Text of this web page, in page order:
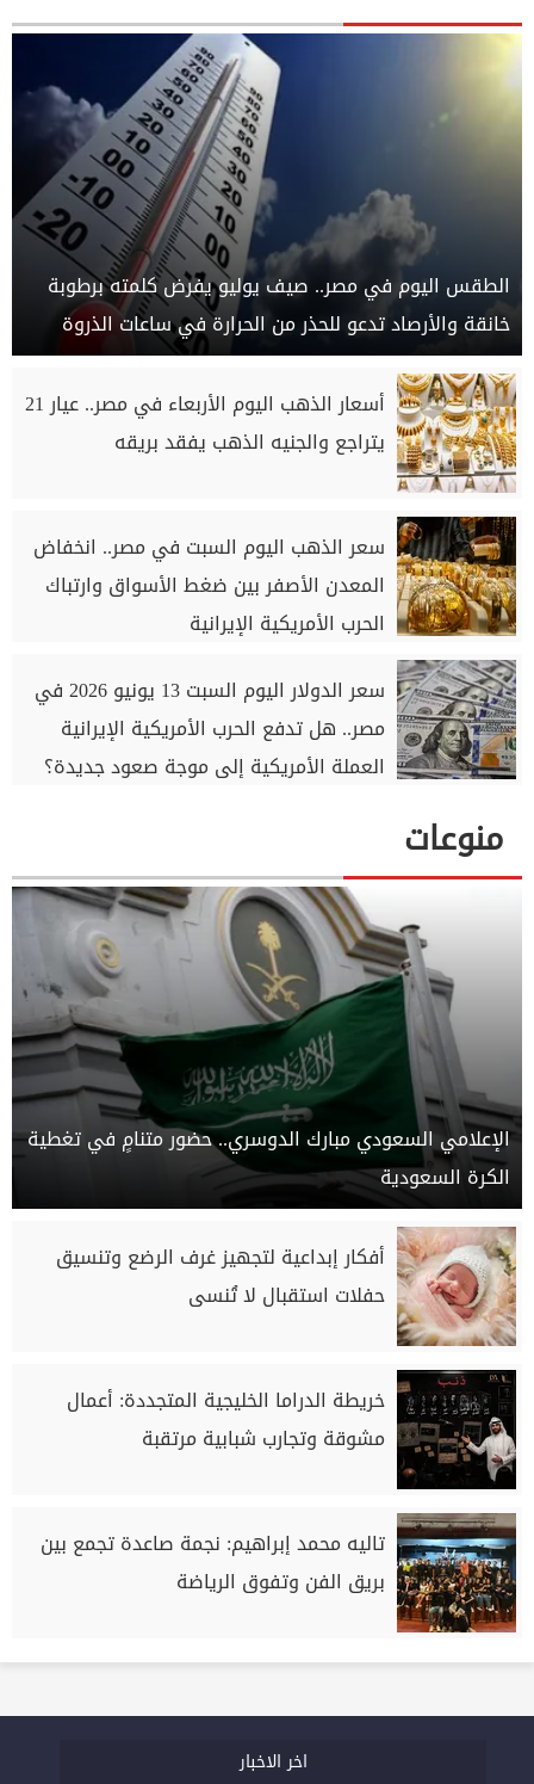
الطقس اليوم في مصر.. صيف يوليو يفرض كلمته برطوبة
خانقة والأرصاد تدعو للحذر من الحرارة في ساعات الذروة
أسعار الذهب اليوم الأربعاء في مصر.. عيار 21
يتراجع والجنيه الذهب يفقد بريقه
سعر الذهب اليوم السبت في مصر.. انخفاض
المعدن الأصفر بين ضغط الأسواق وارتباك
الحرب الأمريكية الإيرانية
سعر الدولار اليوم السبت 13 يونيو 2026 في
مصر.. هل تدفع الحرب الأمريكية الإيرانية
العملة الأمريكية إلى موجة صعود جديدة؟
منوعات
الإعلامي السعودي مبارك الدوسري.. حضور متنامٍ في تغطية
الكرة السعودية
أفكار إبداعية لتجهيز غرف الرضع وتنسيق
حفلات استقبال لا تُنسى
خريطة الدراما الخليجية المتجددة: أعمال
مشوقة وتجارب شبابية مرتقبة
تاليه محمد إبراهيم: نجمة صاعدة تجمع بين
بريق الفن وتفوق الرياضة
اخر الاخبار